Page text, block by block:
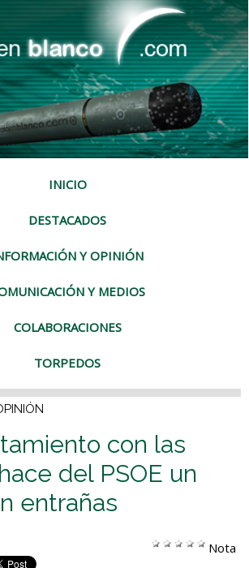
INICIO
DESTACADOS
Y OPINIÓN
Y MEDIOS
COLABORACIONES
TORPEDOS
con las
del PSOE un
entrañas
Nota